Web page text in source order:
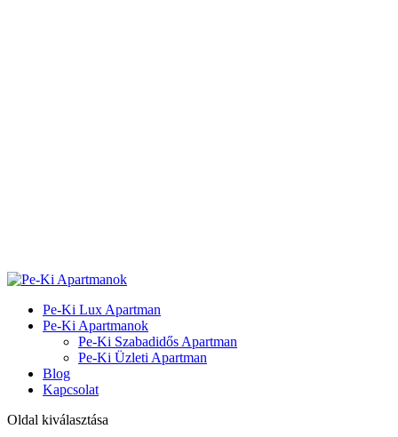
Pe-Ki Lux Apartman
Pe-Ki Apartmanok
Pe-Ki Szabadidős Apartman
Pe-Ki Üzleti Apartman
Blog
Kapcsolat
Oldal kiválasztása